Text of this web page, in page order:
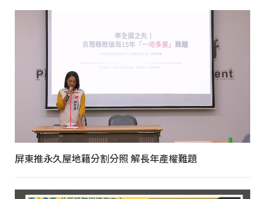
屏東推永久屋地籍分割分照 解長年產權難題